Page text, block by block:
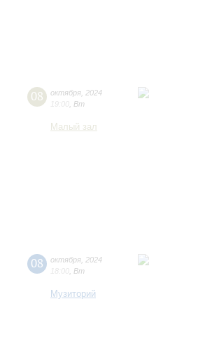
08 октября 2024
19:00 Вт
Малый зал
08 октября 2024
18:00 Вт
Музиторий